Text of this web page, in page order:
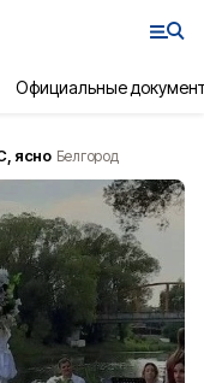
Официальные
ясно Белгород